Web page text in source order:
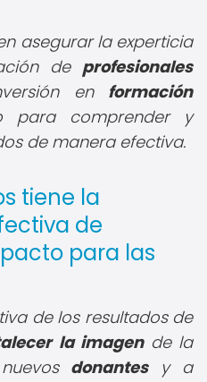
asegurar la experticia
de profesionales
en formación
comprender y
de manera efectiva.
tiene la
de
para las
de los resultados de
la imagende la
donantesy a